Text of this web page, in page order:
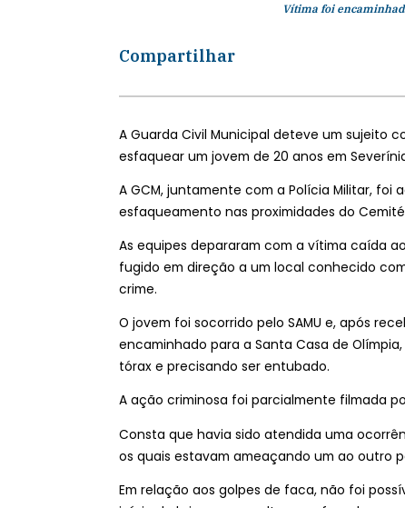
Vítima foi
Compartilhar
A Guarda Civil Municipal deteve um sujeito
esfaquear um jovem de 20 anos em
A GCM, juntamente com a Polícia Militar,
esfaqueamento nas proximidades do
As equipes depararam com a vítima caída
fugido em direção a um local conhecido
crime.
O jovem foi socorrido pelo SAMU e, após
encaminhado para a Santa Casa de
tórax e precisando ser entubado.
A ação criminosa foi parcialmente filmada
Consta que havia sido atendida uma
os quais estavam ameaçando um ao outro
Em relação aos golpes de faca, não foi